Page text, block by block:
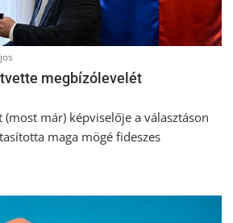
megbízólevelét
(most már) képviselője a választáson
maga mögé fideszes